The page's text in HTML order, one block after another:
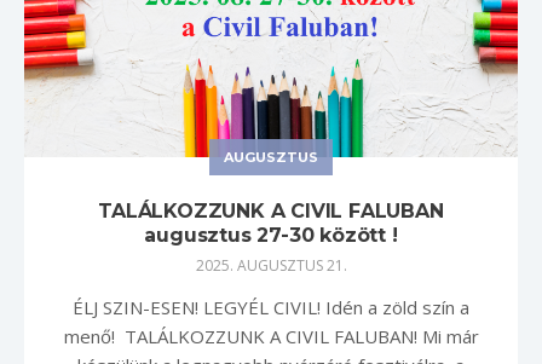
AUGUSZTUS
TALÁLKOZZUNK A CIVIL FALUBAN
augusztus 27-30 között !
2025. AUGUSZTUS 21.
ÉLJ SZIN-ESEN! LEGYÉL CIVIL! Idén a zöld szín a
menő! TALÁLKOZZUNK A CIVIL FALUBAN! Mi már